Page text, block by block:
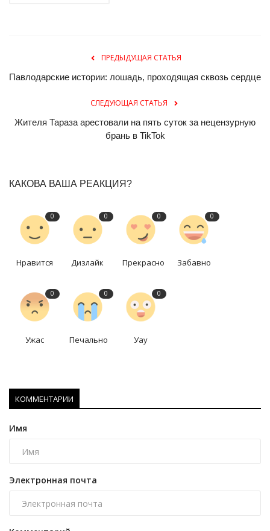
ПРЕДЫДУЩАЯ СТАТЬЯ
Павлодарские истории: лошадь, проходящая сквозь сердце
СЛЕДУЮЩАЯ СТАТЬЯ
Жителя Тараза арестовали на пять суток за нецензурную
брань в TikTok
КАКОВА ВАША РЕАКЦИЯ?
0
Нравится
0
Дизлайк
0
Прекрасно
0
Забавно
0
Ужас
0
Печально
0
Уау
КОММЕНТАРИИ
Имя
Электронная почта